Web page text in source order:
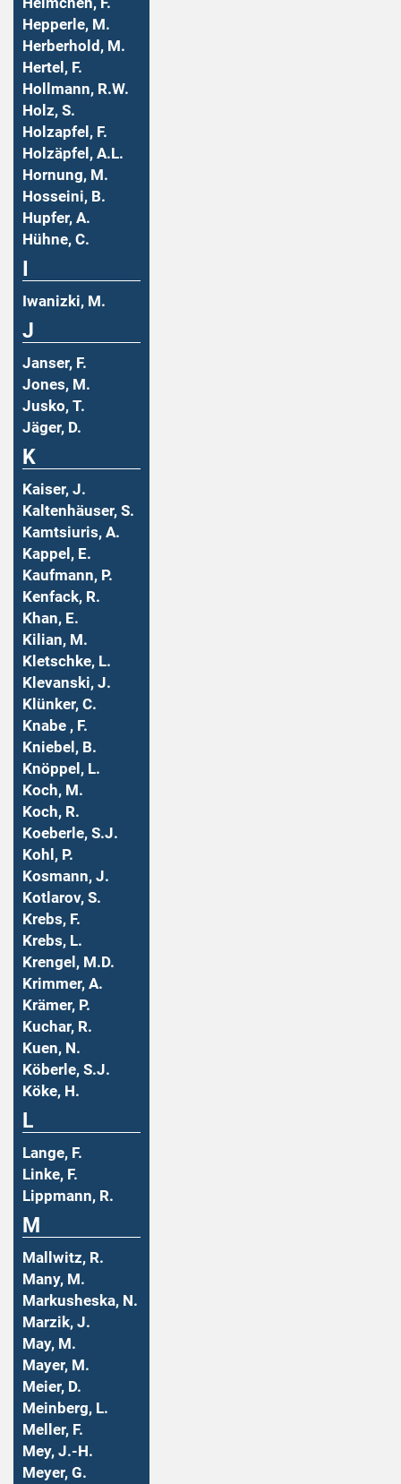
Hepperle, M.
Herberhold, M.
Hertel, F.
Hollmann, R.W.
Holz, S.
Holzapfel, F.
Holzäpfel, A.L.
Hornung, M.
Hosseini, B.
Hupfer, A.
Hühne, C.
Iwanizki, M.
J
Janser, F.
Jones, M.
Jusko, T.
Jäger, D.
K
Kaiser, J.
Kaltenhäuser, S.
Kamtsiuris, A.
Kappel, E.
Kaufmann, P.
Kenfack, R.
Khan, E.
Kilian, M.
Kletschke, L.
Klevanski, J.
Klünker, C.
Knabe , F.
Kniebel, B.
Knöppel, L.
Koch, M.
Koch, R.
Koeberle, S.J.
Kohl, P.
Kosmann, J.
Kotlarov, S.
Krebs, F.
Krebs, L.
Krengel, M.D.
Krimmer, A.
Krämer, P.
Kuchar, R.
Kuen, N.
Köberle, S.J.
Köke, H.
L
Lange, F.
Linke, F.
Lippmann, R.
M
Mallwitz, R.
Many, M.
Markusheska, N.
Marzik, J.
May, M.
Mayer, M.
Meier, D.
Meinberg, L.
Meller, F.
Mey, J.-H.
Meyer, G.